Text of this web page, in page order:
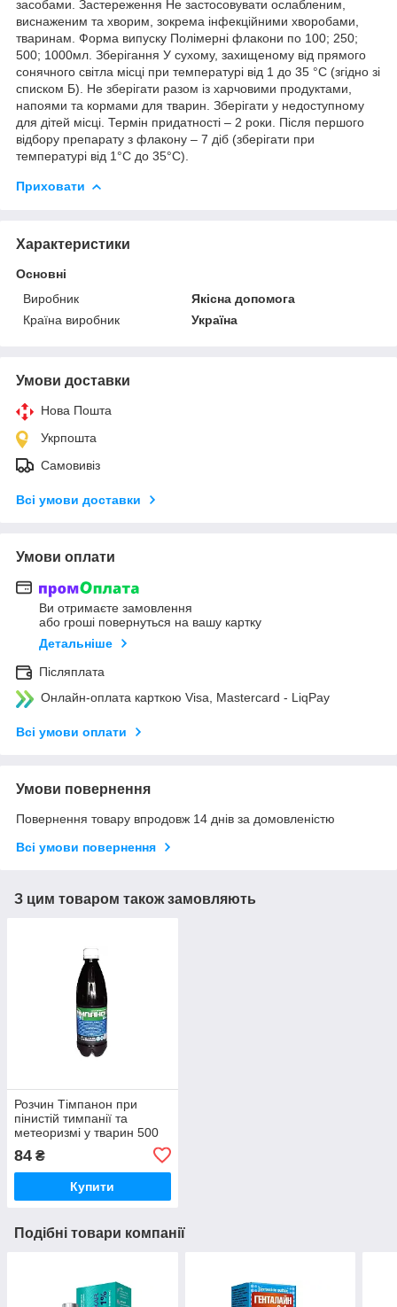
засобами. Застереження Не застосовувати ослабленим,
виснаженим та хворим, зокрема інфекційними хворобами,
тваринам. Форма випуску Полімерні флакони по 100; 250;
500; 1000мл. Зберігання У сухому, захищеному від прямого
сонячного світла місці при температурі від 1 до 35 °С (згідно зі
списком Б). Не зберігати разом із харчовими продуктами,
напоями та кормами для тварин. Зберігати у недоступному
для дітей місці. Термін придатності – 2 роки. Після першого
відбору препарату з флакону – 7 діб (зберігати при
температурі від 1°С до 35°С).
Приховати
Характеристики
Основні
Виробник
Якісна допомога
Країна виробник
Україна
Умови доставки
Нова Пошта
Укрпошта
Самовивіз
Всі умови доставки
Умови оплати
Ви отримаєте замовлення
або гроші повернуться на вашу картку
Детальніше
Післяплата
Онлайн-оплата карткою Visa, Mastercard - LiqPay
Всі умови оплати
Умови повернення
Повернення товару впродовж 14 днів за домовленістю
Всі умови повернення
З цим товаром також замовляють
Розчин Тімпанон при
пінистій тимпанії та
метеоризмі у тварин 500
84 ₴
Купити
Подібні товари компанії